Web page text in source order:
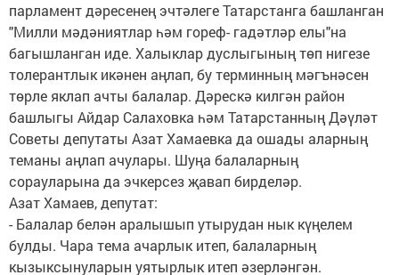
парламент дәресенең эчтәлеге Татарстанга башланган
"Милли мәдәниятлар һәм гореф- гадәтләр елы"на
багышланган иде. Халыклар дуслыгының төп нигезе
толерантлык икәнен аңлап, бу терминның мәгънәсен
төрле яклап ачты балалар. Дәрескә килгән район
башлыгы Айдар Салаховка һәм Татарстанның Дәүләт
Советы депутаты Азат Хамаевка да ошады аларның
теманы аңлап ачулары. Шуңа балаларның
сорауларына да эчкерсез җавап бирделәр.
Азат Хамаев, депутат:
- Балалар белән аралышып утырудан нык күңелем
булды. Чара тема ачарлык итеп, балаларның
кызыксынуларын уятырлык итеп әзерләнгән.